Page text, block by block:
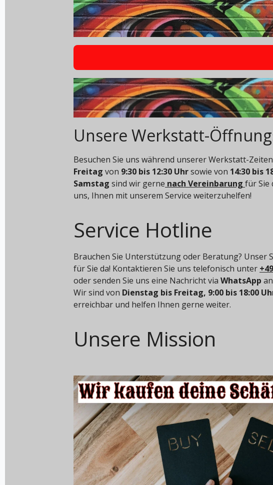
Unsere Werkstatt-
Besuchen Sie uns während unserer Werkstatt-
Freitag von 9:30 bis 12:30 Uhrsowie von 14:30 bis
Samstag sind wir gerne nach Vereinbarung für Sie
uns, Ihnen mit unserem Service weiterzuhelfen!
Service Hotline
Brauchen Sie Unterstützung oder Beratung? Unser
für Sie da! Kontaktieren Sie uns telefonisch unter
oder senden Sie uns eine Nachricht via WhatsApp an
Wir sind von Dienstag bis Freitag, 9:00 bis 18:00
erreichbar und helfen Ihnen gerne weiter.
Unsere Mission